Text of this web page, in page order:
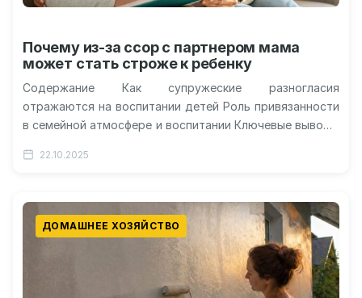
Почему из-за ссор с партнером мама
может стать строже к ребенку
Содержание Как супружеские разногласия
отражаются на воспитании детей Роль привязанности
в семейной атмосфере и воспитании Ключевые выводы
реагируют на…
22.10.2025
ДОМАШНЕЕ ХОЗЯЙСТВО